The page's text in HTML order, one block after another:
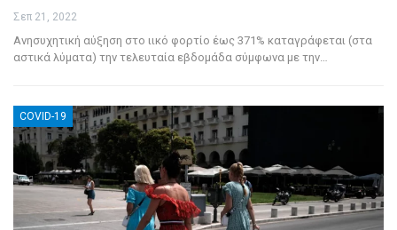
Σεπ 21, 2022
Ανησυχητική αύξηση στο ιικό φορτίο έως 371% καταγράφεται (στα
αστικά λύματα) την τελευταία εβδομάδα σύμφωνα με την
COVID-19